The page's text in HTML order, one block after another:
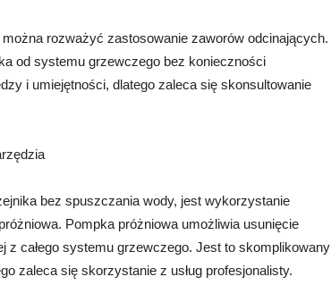
rozważyć zastosowanie zaworów odcinających.
od systemu grzewczego bez konieczności
i umiejętności, dlatego zaleca się skonsultowanie
bez spuszczania wody, jest wykorzystanie
Pompka próżniowa umożliwia usunięcie
całego systemu grzewczego. Jest to skomplikowany
zaleca się skorzystanie z usług profesjonalisty.